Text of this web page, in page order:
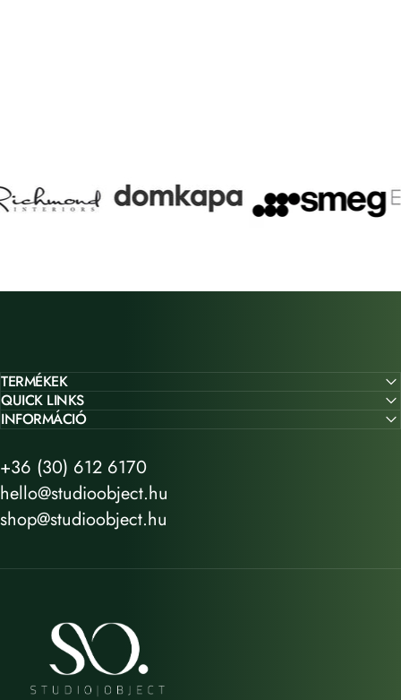
TERMÉKEK
QUICK LINKS
INFORMÁCIÓ
+36 (30) 612 6170
hello@studioobject.hu
shop@studioobject.hu
STUDIO OBJECT